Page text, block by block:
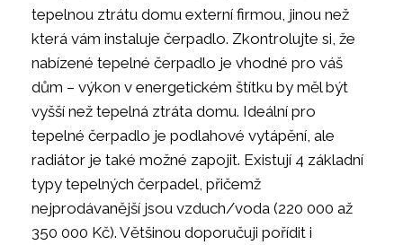
tepelnou ztrátu domu externí firmou, jinou než
která vám instaluje čerpadlo. Zkontrolujte si, že
nabízené tepelné čerpadlo je vhodné pro váš
dům – výkon v energetickém štítku by měl být
vyšší než tepelná ztráta domu. Ideální pro
tepelné čerpadlo je podlahové vytápění, ale
radiátor je také možné zapojit. Existují 4 základní
typy tepelných čerpadel, přičemž
nejprodávanější jsou vzduch/voda (220 000 až
350 000 Kč). Většinou doporučuji pořídit i